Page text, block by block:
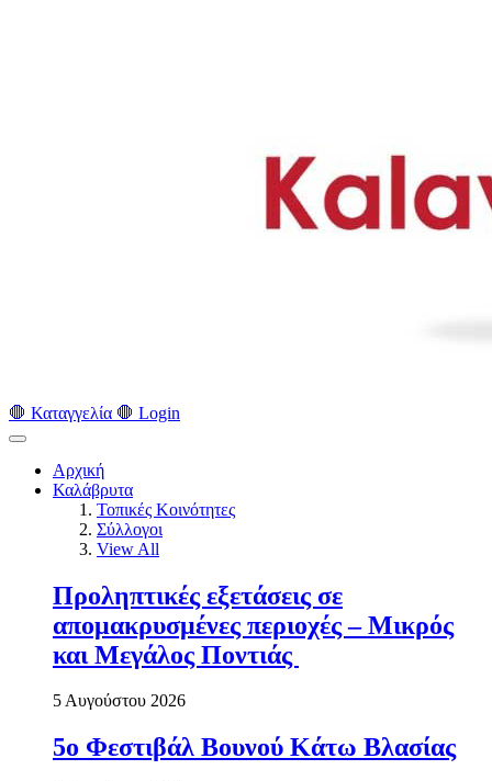
🛑 Καταγγελία 🛑 Login
Αρχική
Καλάβρυτα
Τοπικές Κοινότητες
Σύλλογοι
View All
Προληπτικές εξετάσεις σε
απομακρυσμένες περιοχές – Μικρός
και Μεγάλος Ποντιάς
5 Αυγούστου 2026
5ο Φεστιβάλ Βουνού Κάτω Βλασίας